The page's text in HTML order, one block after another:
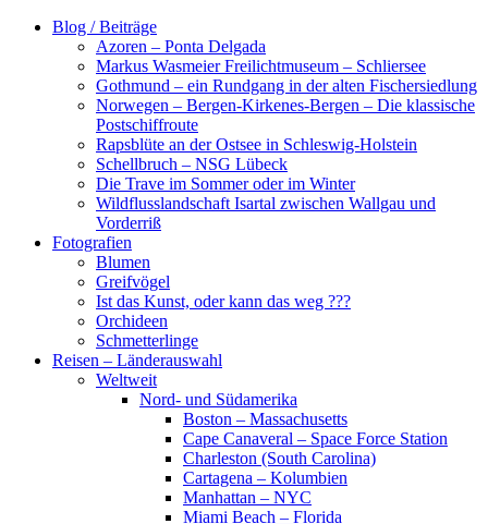
Zum
Blog / Beiträge
Azoren – Ponta Delgada
Markus Wasmeier Freilichtmuseum – Schliersee
Gothmund – ein Rundgang in der alten Fischersiedlung
Norwegen – Bergen-Kirkenes-Bergen – Die klassische
Postschiffroute
Rapsblüte an der Ostsee in Schleswig-Holstein
Schellbruch – NSG Lübeck
Die Trave im Sommer oder im Winter
Wildflusslandschaft Isartal zwischen Wallgau und
Vorderriß
Fotografien
Blumen
Greifvögel
Ist das Kunst, oder kann das weg ???
Orchideen
Schmetterlinge
Reisen – Länderauswahl
Weltweit
Nord- und Südamerika
Boston – Massachusetts
Cape Canaveral – Space Force Station
Charleston (South Carolina)
Cartagena – Kolumbien
Manhattan – NYC
Miami Beach – Florida